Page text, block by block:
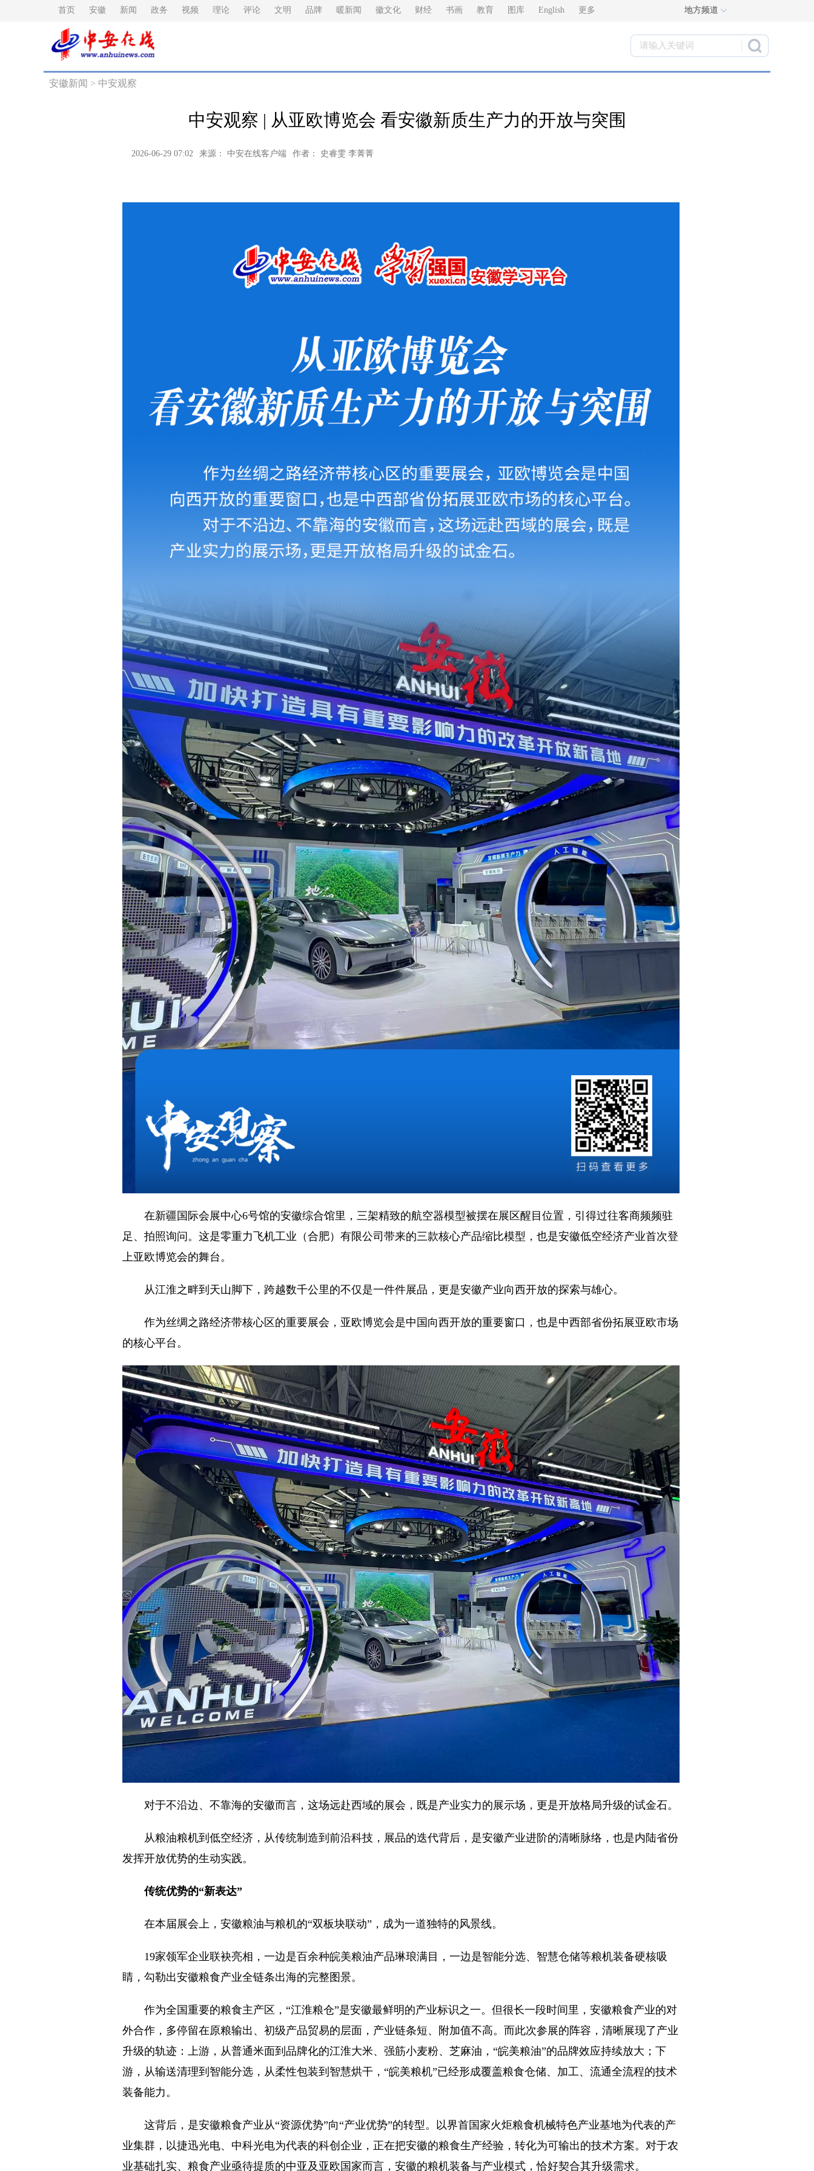
首页 安徽 新闻 政务 视频 理论 评论 文明 品牌 暖新闻 徽文化 财经 书画 教育 图库 English 更多 地方频道
安徽新闻 > 中安观察
中安观察 | 从亚欧博览会 看安徽新质生产力的开放与突围
2026-06-29 07:02 来源： 中安在线客户端 作者： 史睿雯 李菁菁
在新疆国际会展中心6号馆的安徽综合馆里，三架精致的航空器模型被摆在展区醒目位置，引得过往客商频频驻
足、拍照询问。这是零重力飞机工业（合肥）有限公司带来的三款核心产品缩比模型，也是安徽低空经济产业首次登
上亚欧博览会的舞台。
从江淮之畔到天山脚下，跨越数千公里的不仅是一件件展品，更是安徽产业向西开放的探索与雄心。
作为丝绸之路经济带核心区的重要展会，亚欧博览会是中国向西开放的重要窗口，也是中西部省份拓展亚欧市场
的核心平台。
对于不沿边、不靠海的安徽而言，这场远赴西域的展会，既是产业实力的展示场，更是开放格局升级的试金石。
从粮油粮机到低空经济，从传统制造到前沿科技，展品的迭代背后，是安徽产业进阶的清晰脉络，也是内陆省份
发挥开放优势的生动实践。
传统优势的“新表达”
在本届展会上，安徽粮油与粮机的“双板块联动”，成为一道独特的风景线。
19家领军企业联袂亮相，一边是百余种皖美粮油产品琳琅满目，一边是智能分选、智慧仓储等粮机装备硬核吸
睛，勾勒出安徽粮食产业全链条出海的完整图景。
作为全国重要的粮食主产区，“江淮粮仓”是安徽最鲜明的产业标识之一。但很长一段时间里，安徽粮食产业的对
外合作，多停留在原粮输出、初级产品贸易的层面，产业链条短、附加值不高。而此次参展的阵容，清晰展现了产业
升级的轨迹：上游，从普通米面到品牌化的江淮大米、强筋小麦粉、芝麻油，“皖美粮油”的品牌效应持续放大；下
游，从输送清理到智能分选，从柔性包装到智慧烘干，“皖美粮机”已经形成覆盖粮食仓储、加工、流通全流程的技术
装备能力。
这背后，是安徽粮食产业从“资源优势”向“产业优势”的转型。以界首国家火炬粮食机械特色产业基地为代表的产
业集群，以捷迅光电、中科光电为代表的科创企业，正在把安徽的粮食生产经验，转化为可输出的技术方案。对于农
业基础扎实、粮食产业亟待提质的中亚及亚欧国家而言，安徽的粮机装备与产业模式，恰好契合其升级需求。